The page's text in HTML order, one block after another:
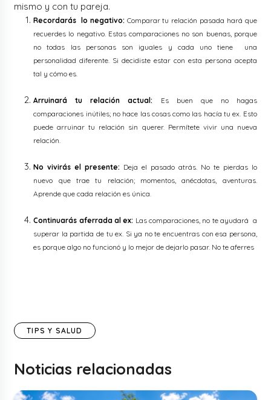
mismo y con tu pareja.
Recordarás lo negativo: Comparar tu relación pasada hará que
recuerdes lo negativo. Estas comparaciones no son buenas, porque
no todas las personas son iguales y cada uno tiene una
personalidad diferente. Si decidiste estar con esta persona acepta
tal y cómo es.
Arruinará tu relación actual: Es buen que no hagas
comparaciones inútiles; no hace las cosas como las hacía tu ex. Esto
puede arruinar tu relación sin querer. Permítete vivir una nueva
relación.
No vivirás el presente: Deja el pasado atrás. No te pierdas lo
nuevo que trae tu relación; momentos, anécdotas, aventuras.
Aprende que cada relación es única.
Continuarás aferrada al ex: Las comparaciones, no te ayudará a
superar la partida de tu ex. Si ya no te encuentras con esa persona,
es porque algo no funcionó y lo mejor de dejarlo pasar. No te aferres
TIPS Y SALUD
Noticias relacionadas